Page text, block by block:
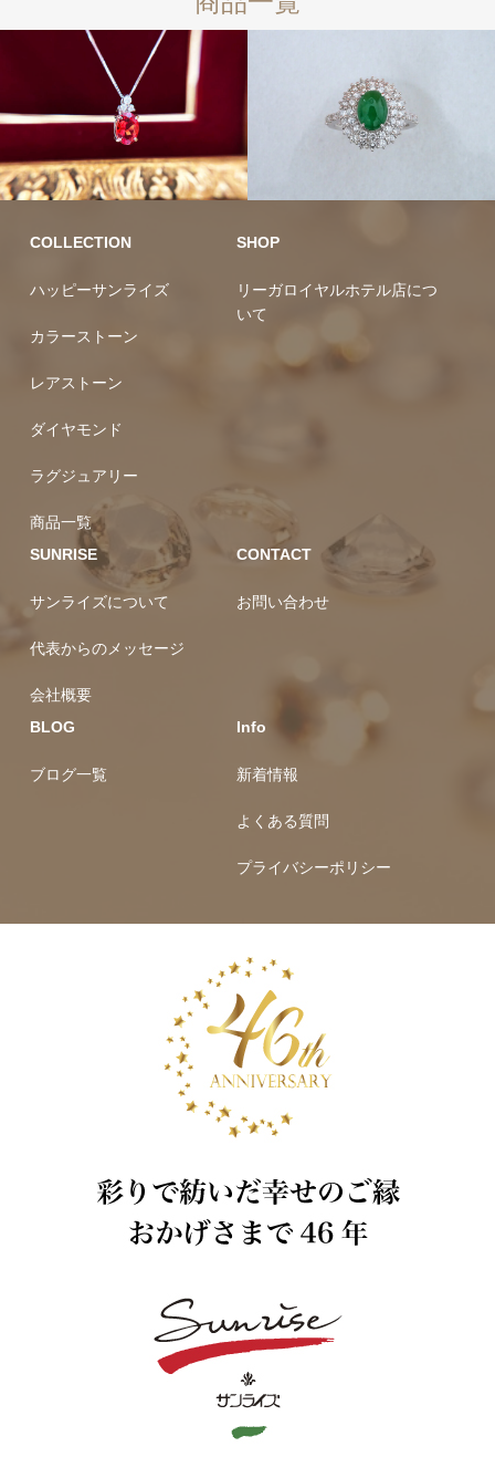
10万円均一 カラーストーン ラグジュ
COLLECTION
ハッピーサンライズ
カラーストーン
レアストーン
ダイヤモンド
ラグジュアリー
商品一覧
SHOP
リーガロイヤルホテル店につ
いて
SUNRISE
サンライズについて
代表からのメッセージ
会社概要
CONTACT
お問い合わせ
BLOG
ブログ一覧
Info
新着情報
よくある質問
プライバシーポリシー